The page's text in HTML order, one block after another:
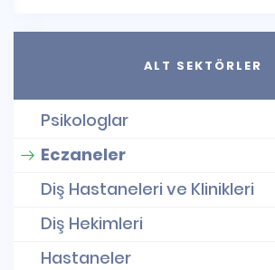
ALT SEKTÖRLER
Psikologlar
Eczaneler
Diş Hastaneleri ve Klinikleri
Diş Hekimleri
Hastaneler